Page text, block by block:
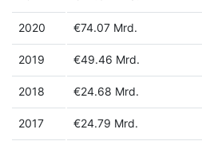
2020 €74.07 Mrd.
2019 €49.46 Mrd.
2018 €24.68 Mrd.
2017 €24.79 Mrd.